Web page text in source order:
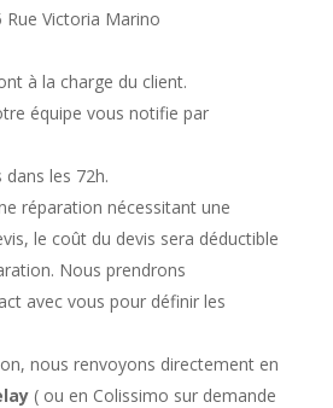
Victoria Marino
à la charge du client.
équipe vous notifie par
les 72h.
réparation nécessitant une
le coût du devis sera déductible
Nous prendrons
avec vous pour définir les
nous renvoyons directement en
( ou en Colissimo sur demande